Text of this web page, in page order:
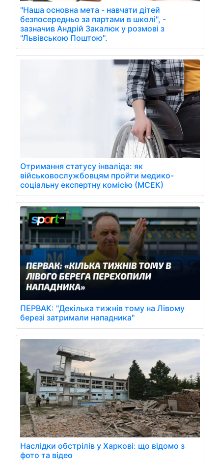
"Наша основна мета - навчати дітей
безпосередньо за партами в школі", -
зазначив Андрій Закалюк у розмові з
"Львівською Поштою".
Отримання статусу інваліда: як
військовослужбовцям пройти медико-
соціальну експертну комісію (МСЕК)
ПЕРВАК: "Декілька тижнів тому на Лівому
березі затримали нападника"
Наслідки обстрілів у Харкові: що відомо з
фото та відео